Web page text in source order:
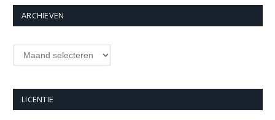
ARCHIEVEN
Archieven
LICENTIE